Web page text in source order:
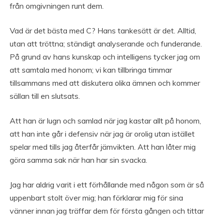
från omgivningen runt dem.
Vad är det bästa med C? Hans tankesätt är det. Alltid,
utan att tröttna; ständigt analyserande och funderande.
På grund av hans kunskap och intelligens tycker jag om
att samtala med honom; vi kan tillbringa timmar
tillsammans med att diskutera olika ämnen och kommer
sällan till en slutsats.
Att han är lugn och samlad när jag kastar allt på honom,
att han inte går i defensiv när jag är orolig utan istället
spelar med tills jag återfår jämvikten. Att han låter mig
göra samma sak när han har sin svacka.
Jag har aldrig varit i ett förhållande med någon som är så
uppenbart stolt över mig; han förklarar mig för sina
vänner innan jag träffar dem för första gången och tittar